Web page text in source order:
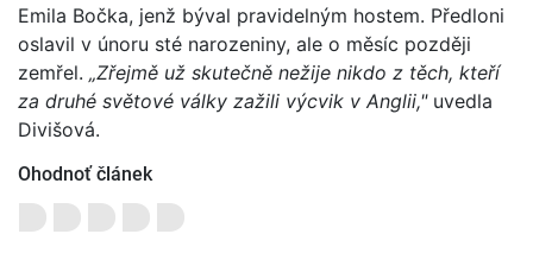
Emila Bočka, jenž býval pravidelným hostem. Předloni
oslavil v únoru sté narozeniny, ale o měsíc později
zemřel. „Zřejmě už skutečně nežije nikdo z těch, kteří
za druhé světové války zažili výcvik v Anglii,"uvedla
Divišová.
Ohodnoť článek